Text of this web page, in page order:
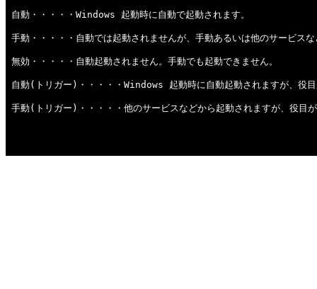
自動・・・・・Windows 起動時に自動で起動されます。
手動・・・・・自動では起動されませんが、手動あるいは他のサービス
無効・・・・・自動起動されません。手動でも起動できません。
自動(トリガー)・・・・・Windows 起動時に自動起動されますが、役
手動(トリガー)・・・・・他のサービスなどから起動されますが、役目